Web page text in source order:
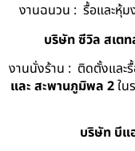
งานฉนวน : รื้อและหุ้
บริษัท ซีวิล สเต
งานนั่งร้าน : ติดตั้งและ
และ สะพานภูมิพล 2ใ
บริษัท บีแ